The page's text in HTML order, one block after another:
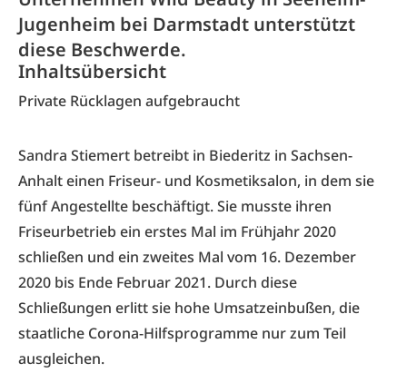
Jugenheim bei Darmstadt unterstützt
diese Beschwerde.
Inhaltsübersicht
Private Rücklagen aufgebraucht
Sandra Stiemert betreibt in Biederitz in Sachsen-
Anhalt einen Friseur- und Kosmetiksalon, in dem sie
fünf Angestellte beschäftigt. Sie musste ihren
Friseurbetrieb ein erstes Mal im Frühjahr 2020
schließen und ein zweites Mal vom 16. Dezember
2020 bis Ende Februar 2021. Durch diese
Schließungen erlitt sie hohe Umsatzeinbußen, die
staatliche Corona-Hilfsprogramme nur zum Teil
ausgleichen.